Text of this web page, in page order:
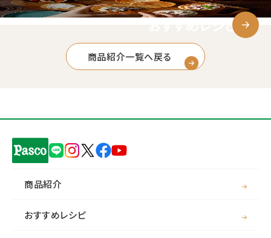
おすすめレシピ
商品紹介一覧へ戻る
商品紹介
おすすめレシピ